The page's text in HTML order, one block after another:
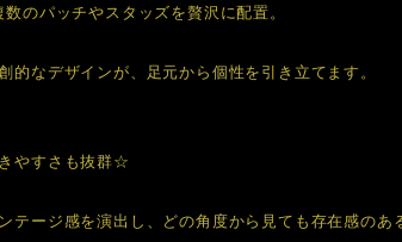
のパッチやスタッズを贅沢に配置。
的なデザインが、足元から個性を引き立てます。
やすさも抜群☆
テージ感を演出し、どの角度から見ても存在感のあ